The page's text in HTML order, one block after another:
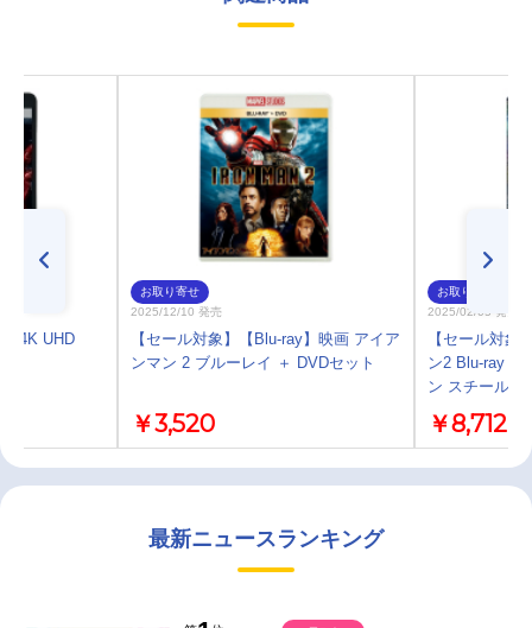
2 4K UHD
お取り寄せ
2025/12/10 発売
【セール対象】【Blu-ray】映画 アイア
ンマン 2 ブルーレイ ＋ DVDセット
￥3,520
お取り寄せ
2025/02/05 発売
【セール対象
ン2 Blu-ray コ
ン スチールブ
￥8,712
最新ニュースランキング